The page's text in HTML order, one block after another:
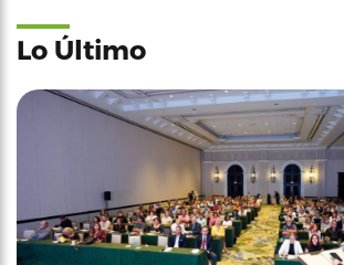
Lo Último